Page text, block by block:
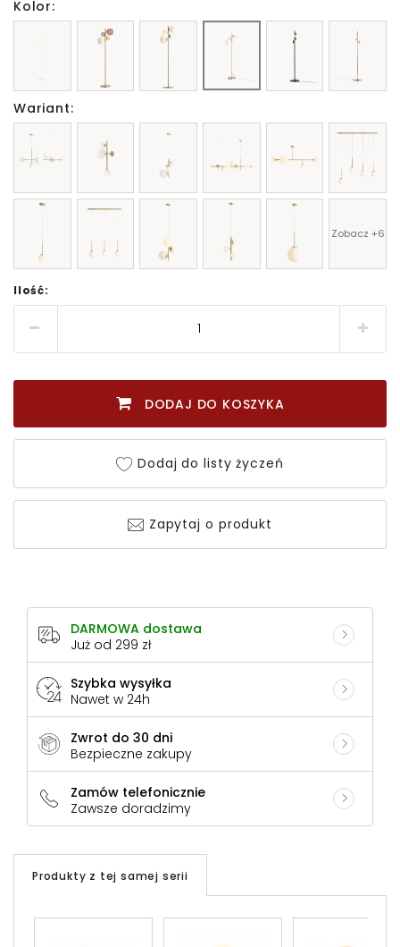
Kolor:
Wariant:
Zobacz +6
Ilość:
DODAJ DO KOSZYKA
Dodaj do listy życzeń
Zapytaj o produkt
DARMOWA dostawa
Już od 299 zł
Szybka wysyłka
Nawet w 24h
Zwrot do 30 dni
Bezpieczne zakupy
Zamów telefonicznie
Zawsze doradzimy
Produkty z tej samej serii